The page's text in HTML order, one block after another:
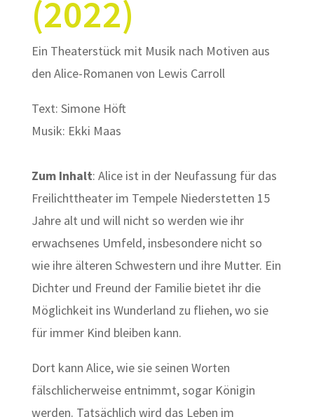
(2022)
Ein Theaterstück mit Musik nach Motiven aus
den Alice-Romanen von Lewis Carroll
Text: Simone Höft
Musik: Ekki Maas
Zum Inhalt: Alice ist in der Neufassung für das
Freilichttheater im Tempele Niederstetten 15
Jahre alt und will nicht so werden wie ihr
erwachsenes Umfeld, insbesondere nicht so
wie ihre älteren Schwestern und ihre Mutter. Ein
Dichter und Freund der Familie bietet ihr die
Möglichkeit ins Wunderland zu fliehen, wo sie
für immer Kind bleiben kann.
Dort kann Alice, wie sie seinen Worten
fälschlicherweise entnimmt, sogar Königin
werden. Tatsächlich wird das Leben im